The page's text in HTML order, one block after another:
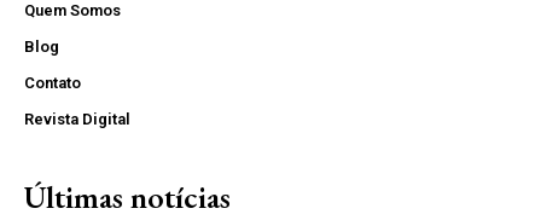
Quem Somos
Blog
Contato
Revista Digital
Últimas notícias